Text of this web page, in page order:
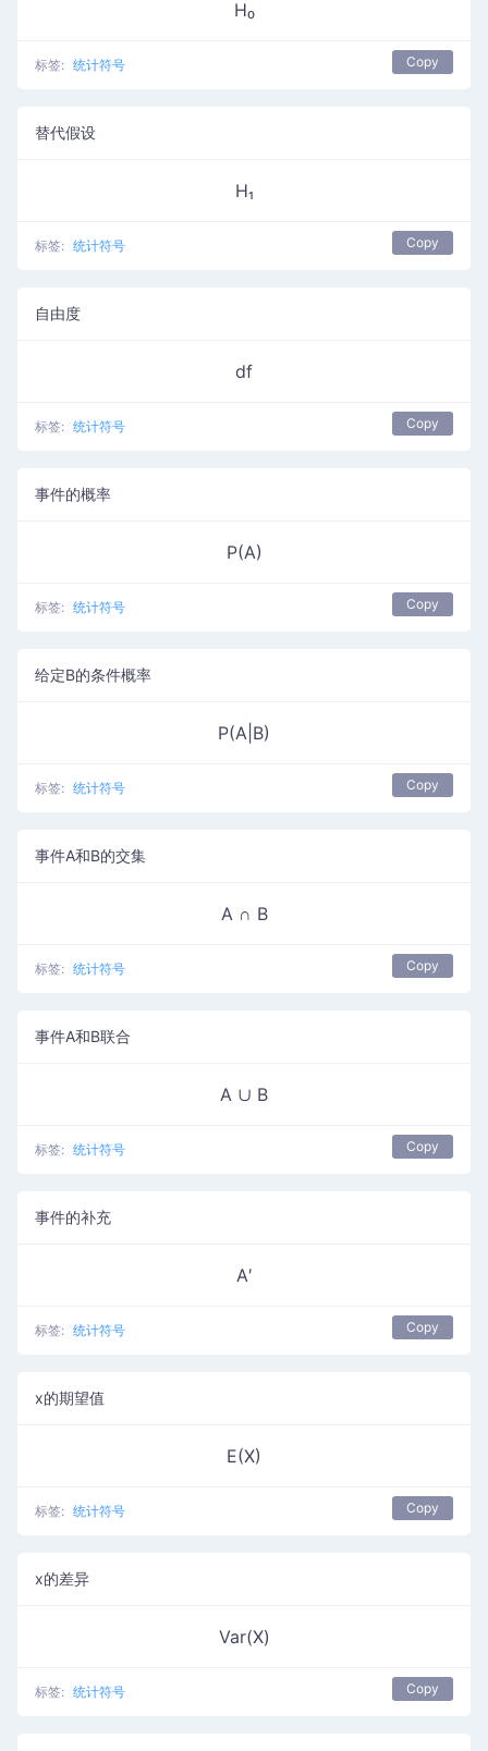
H₀
标签: 统计符号 Copy
替代假设
H₁
标签: 统计符号 Copy
自由度
df
标签: 统计符号 Copy
事件的概率
P(A)
标签: 统计符号 Copy
给定B的条件概率
P(A|B)
标签: 统计符号 Copy
事件A和B的交集
A ∩ B
标签: 统计符号 Copy
事件A和B联合
A ∪ B
标签: 统计符号 Copy
事件的补充
A′
标签: 统计符号 Copy
x的期望值
E(X)
标签: 统计符号 Copy
x的差异
Var(X)
标签: 统计符号 Copy